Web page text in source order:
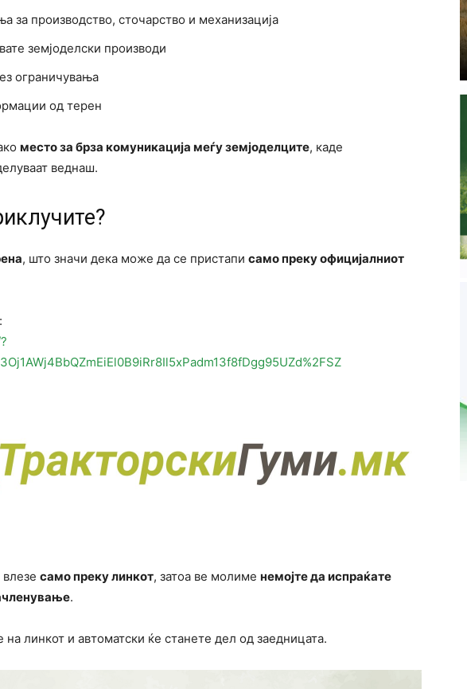
за производство, сточарство и механизација
земјоделски производи
ограничувања
од терен
место за брза комуникација меѓу земјоделците, каде
веднаш.
, што значи дека може да се пристапи само преку официјалниот
само преку линкот, затоа ве молиме немојте да испраќате
.
линкот и автоматски ќе станете дел од заедницата.